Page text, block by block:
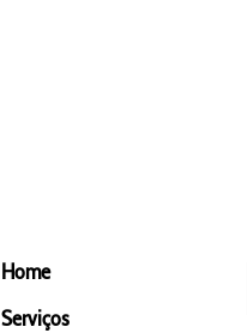
Home
Serviços